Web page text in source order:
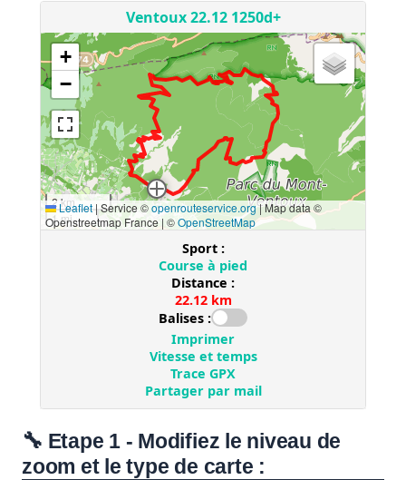
🔧 Etape 1 - Modifiez le niveau de
zoom et le type de carte :